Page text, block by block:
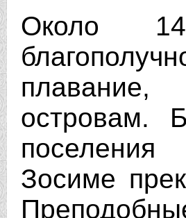
Около
плавание,
островам.
Зосиме